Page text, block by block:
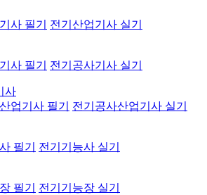
사 필기
전기산업기사 실기
사 필기
전기공사기사 실기
사
업기사 필기
전기공사산업기사 실기
필기
전기기능사 실기
필기
전기기능장 실기